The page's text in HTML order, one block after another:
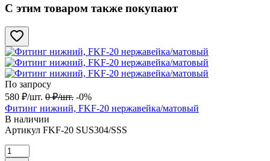
С этим товаром также покупают
По запросу
580 ₽/шт. 0 ₽/шт. -0%
Фитинг нижний, FKF-20 нержавейка/матовый
В наличии
Артикул FKF-20 SUS304/SSS